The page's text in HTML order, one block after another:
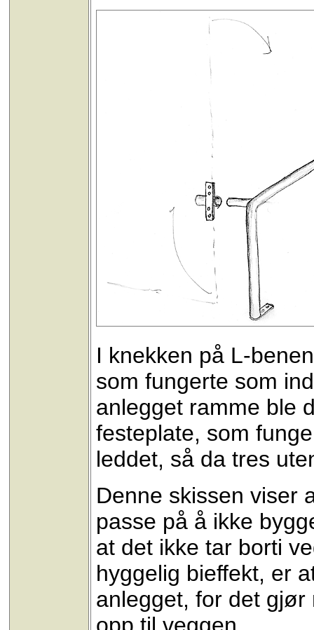
I knekken på L-
som fungerte som
anlegget ramme ble
festeplate, som
leddet, så da tres
Denne skissen viser
passe på å ikke
at det ikke tar borti
hyggelig bieffekt, er
anlegget, for det
opp til veggen.